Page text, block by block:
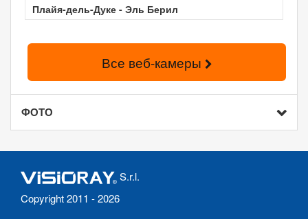
Плайя-дель-Дуке - Эль Берил
Все веб-камеры
ФОТО
S.r.l.
Copyright 2011 - 2026